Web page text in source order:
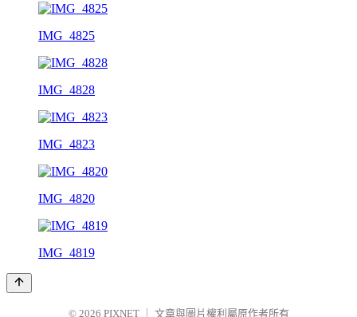
IMG_4825
IMG_4828
IMG_4823
IMG_4820
IMG_4819
© 2026 PIXNET 文章與圖片權利屬原作者所有